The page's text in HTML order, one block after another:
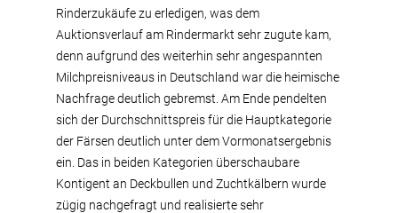
Rinderzukäufe zu erledigen, was dem
Auktionsverlauf am Rindermarkt sehr zugute kam,
denn aufgrund des weiterhin sehr angespannten
Milchpreisniveaus in Deutschland war die heimische
Nachfrage deutlich gebremst. Am Ende pendelten
sich der Durchschnittspreis für die Hauptkategorie
der Färsen deutlich unter dem Vormonatsergebnis
ein. Das in beiden Kategorien überschaubare
Kontigent an Deckbullen und Zuchtkälbern wurde
zügig nachgefragt und realisierte sehr